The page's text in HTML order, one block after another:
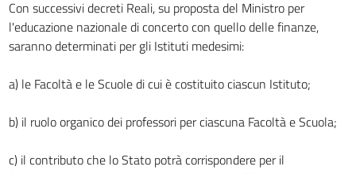
Con successivi decreti Reali, su proposta del Ministro per
l'educazione nazionale di concerto con quello delle finanze,
saranno determinati per gli Istituti medesimi:
a) le Facoltà e le Scuole di cui è costituito ciascun Istituto;
b) il ruolo organico dei professori per ciascuna Facoltà e Scuola;
c) il contributo che lo Stato potrà corrispondere per il